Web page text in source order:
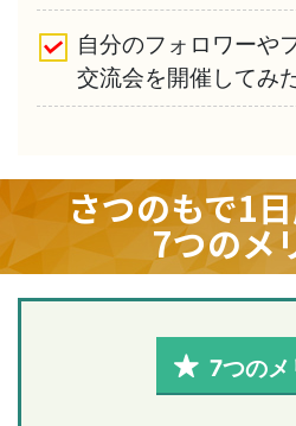
自分のフォロワーや
交流会を開催してみ
さつのもで1
7つのメ
7つのメ